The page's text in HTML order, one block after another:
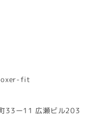
fit
33ー11 広瀬ビル203